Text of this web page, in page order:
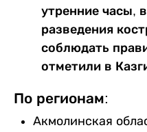
утренние часы,
разведения
соблюдать
отметили в
По регионам:
Акмолинская